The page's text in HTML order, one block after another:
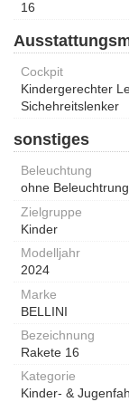
16
Cockpit
Kindergerechter
Sichehreitslenker
sonstiges
Beleuchtung
ohne Beleuchtrung
Zielgruppe
Kinder
Modelljahr
2024
Marke
BELLINI
Bezeichnung
Rakete 16
Kategorie
Kinder- &